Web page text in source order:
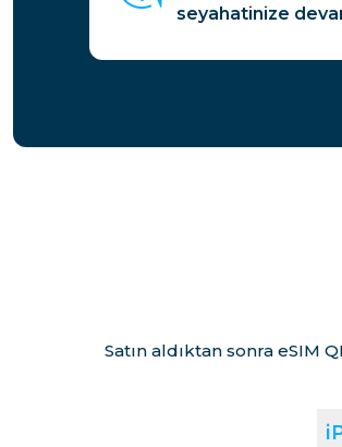
seyahatinize
Satın aldıktan sonra eSIM